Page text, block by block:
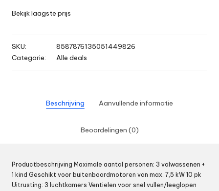
Bekijk laagste prijs
SKU:
8587876135051449826
Categorie:
Alle deals
Beschrijving Aanvullende informatie
Beoordelingen (0)
Productbeschrijving Maximale aantal personen: 3 volwassenen +
1 kind Geschikt voor buitenboordmotoren van max. 7,5 kW 10 pk
Uitrusting: 3 luchtkamers Ventielen voor snel vullen/leeglopen